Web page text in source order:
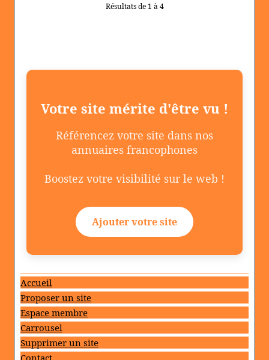
Résultats de 1 à 4
Votre site mérite d'être vu !
Référencez votre site dans nos
annuaires francophones
Boostez votre visibilité sur le web !
Ajouter votre site
Accueil
Proposer un site
Espace membre
Carrousel
Supprimer un site
Contact